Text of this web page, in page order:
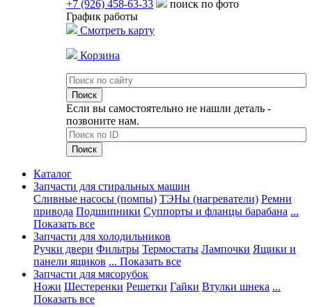
+7 (926) 458-63-33
поиск по фото
График работы
Смотреть карту
Корзина
Если вы самостоятельно не нашли деталь -
позвоните нам.
Каталог
Запчасти для стиральных машин
Сливные насосы (помпы) ТЭНы (нагреватели) Ремни
привода Подшипники Суппорты и фланцы барабана ...
Показать все
Запчасти для холодильников
Ручки двери Фильтры Термостаты Лампочки Ящики и
панели ящиков ... Показать все
Запчасти для мясорубок
Ножи Шестеренки Решетки Гайки Втулки шнека ...
Показать все